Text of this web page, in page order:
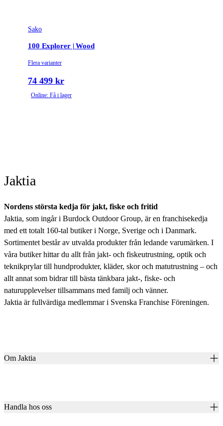
Sako
100 Explorer | Wood
Flera varianter
74 499 kr
Online: Få i lager
Jaktia
Nordens största kedja för jakt, fiske och fritid
Jaktia, som ingår i Burdock Outdoor Group, är en franchisekedja
med ett totalt 160-tal butiker i Norge, Sverige och i Danmark.
Sortimentet består av utvalda produkter från ledande varumärken. I
våra butiker hittar du allt från jakt- och fiskeutrustning, optik och
teknikprylar till hundprodukter, kläder, skor och matutrustning – och
allt annat som bidrar till bästa tänkbara jakt-, fiske- och
naturupplevelser tillsammans med familj och vänner.
Jaktia är fullvärdiga medlemmar i Svenska Franchise Föreningen.
Om Jaktia
Karriär
Handla hos oss